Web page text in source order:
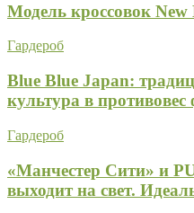
Модель кроссовок New
Гардероб
Blue Blue Japan:
культура в
Гардероб
«Манчестер Сити» и
выходит на свет.